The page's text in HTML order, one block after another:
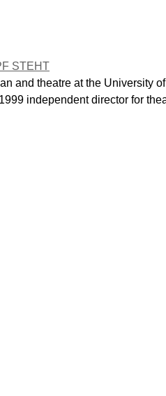
STEHT
and theatre at the University
independent director for